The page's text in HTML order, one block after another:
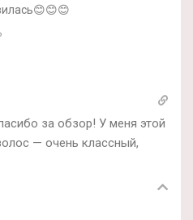
за обзор! У меня этой
— очень классный,